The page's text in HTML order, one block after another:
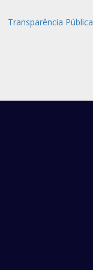
Transparência Pública